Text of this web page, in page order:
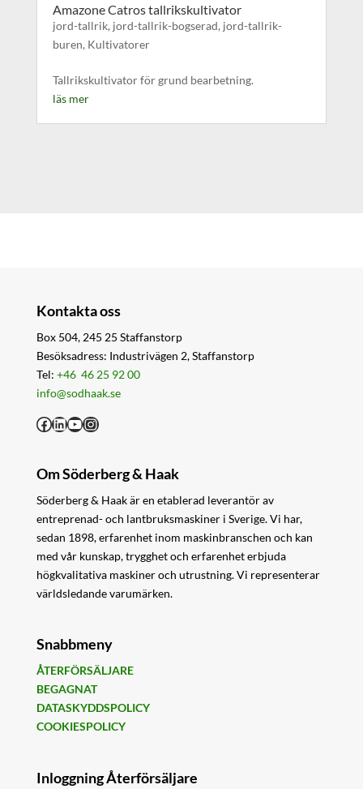
Amazone Catros tallrikskultivator
jord-tallrik, jord-tallrik-bogserad, jord-tallrik-
buren, Kultivatorer
Tallrikskultivator för grund bearbetning.
läs mer
Kontakta oss
Box 504, 245 25 Staffanstorp
Besöksadress: Industrivägen 2, Staffanstorp
Tel: +46 46 25 92 00
info@sodhaak.se
Facebook
LinkedIn
YouTube
Instagram
Om Söderberg & Haak
Söderberg & Haak är en etablerad leverantör av
entreprenad- och lantbruksmaskiner i Sverige. Vi har,
sedan 1898, erfarenhet inom maskinbranschen och kan
med vår kunskap, trygghet och erfarenhet erbjuda
högkvalitativa maskiner och utrustning. Vi representerar
världsledande varumärken.
Snabbmeny
ÅTERFÖRSÄLJARE
BEGAGNAT
DATASKYDDSPOLICY
COOKIESPOLICY
Inloggning Återförsäljare